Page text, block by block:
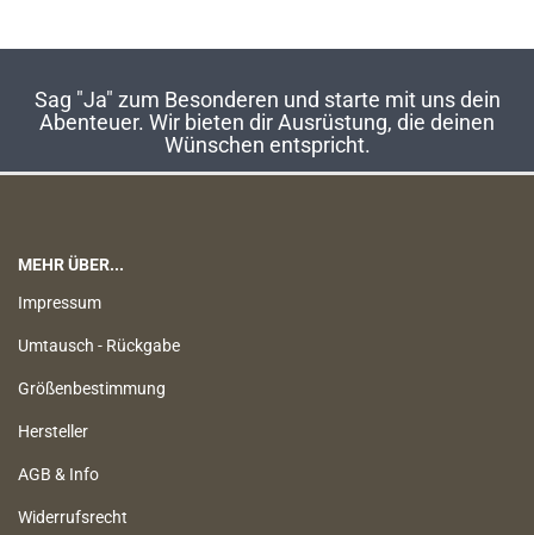
Sag "Ja" zum Besonderen und starte mit uns dein
Abenteuer. Wir bieten dir Ausrüstung, die deinen
Wünschen entspricht.
MEHR ÜBER...
Impressum
Umtausch - Rückgabe
Größenbestimmung
Hersteller
AGB & Info
Widerrufsrecht